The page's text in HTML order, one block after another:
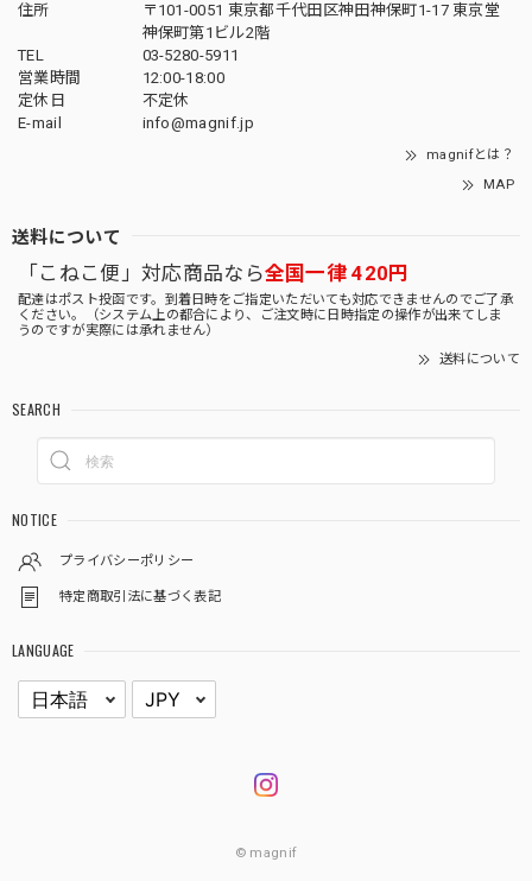
住所
〒101-0051 東京都千代田区神田神保町1-17 東京堂
神保町第1ビル2階
TEL
03-5280-5911
営業時間
12:00-18:00
定休日
不定休
E-mail
info@magnif.jp
magnifとは？
MAP
送料について
「こねこ便」対応商品なら全国一律 420円
配達はポスト投函です。到着日時をご指定いただいても対応できませんのでご了承
ください。（システム上の都合により、ご注文時に日時指定の操作が出来てしま
うのですが実際には承れません）
送料について
SEARCH
NOTICE
プライバシーポリシー
特定商取引法に基づく表記
LANGUAGE
© magnif